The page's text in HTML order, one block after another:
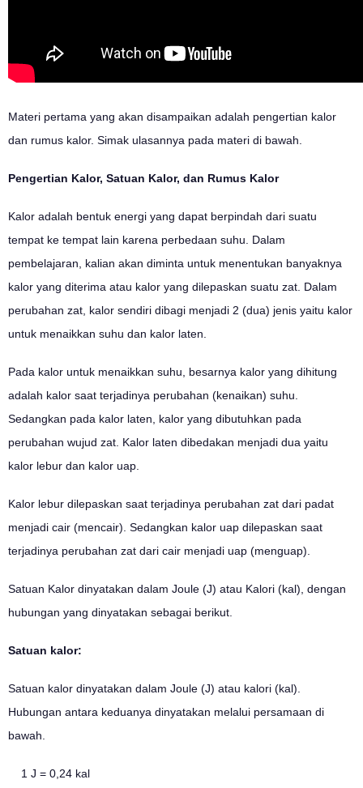
Materi pertama yang akan disampaikan adalah pengertian kalor
dan rumus kalor. Simak ulasannya pada materi di bawah.
Pengertian Kalor, Satuan Kalor, dan Rumus Kalor
Kalor adalah bentuk energi yang dapat berpindah dari suatu
tempat ke tempat lain karena perbedaan suhu. Dalam
pembelajaran, kalian akan diminta untuk menentukan banyaknya
kalor yang diterima atau kalor yang dilepaskan suatu zat. Dalam
perubahan zat, kalor sendiri dibagi menjadi 2 (dua) jenis yaitu kalor
untuk menaikkan suhu dan kalor laten.
Pada kalor untuk menaikkan suhu, besarnya kalor yang dihitung
adalah kalor saat terjadinya perubahan (kenaikan) suhu.
Sedangkan pada kalor laten, kalor yang dibutuhkan pada
perubahan wujud zat. Kalor laten dibedakan menjadi dua yaitu
kalor lebur dan kalor uap.
Kalor lebur dilepaskan saat terjadinya perubahan zat dari padat
menjadi cair (mencair). Sedangkan kalor uap dilepaskan saat
terjadinya perubahan zat dari cair menjadi uap (menguap).
Satuan Kalor dinyatakan dalam Joule (J) atau Kalori (kal), dengan
hubungan yang dinyatakan sebagai berikut.
Satuan kalor:
Satuan kalor dinyatakan dalam Joule (J) atau kalori (kal).
Hubungan antara keduanya dinyatakan melalui persamaan di
bawah.
1 J = 0,24 kal